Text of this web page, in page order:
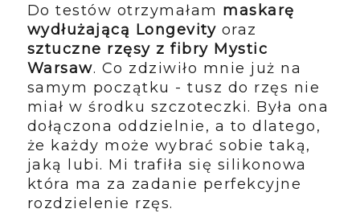
Do testów otrzymałam maskarę
wydłużającą Longevity oraz
sztuczne rzęsy z fibry Mystic
Warsaw. Co zdziwiło mnie już na
samym początku - tusz do rzęs nie
miał w środku szczoteczki. Była ona
dołączona oddzielnie, a to dlatego,
że każdy może wybrać sobie taką,
jaką lubi. Mi trafiła się silikonowa
która ma za zadanie perfekcyjne
rozdzielenie rzęs.